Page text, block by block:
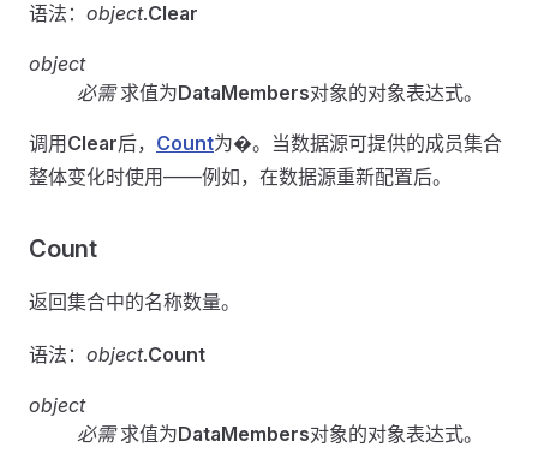
语法： object.Clear
object
必需求值为DataMembers对象的对象表达式。
调用 Clear后， Count为�。当数据源可提供的成员集合
整体变化时使用——例如，在数据源重新配置后。
Count
返回集合中的名称数量。
语法： object.Count
object
必需求值为DataMembers对象的对象表达式。